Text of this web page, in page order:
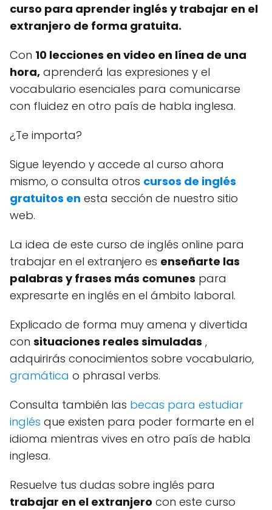
curso para aprender inglés y trabajar en el
extranjero de forma gratuita.
Con 10 lecciones en video en línea de una
hora, aprenderá las expresiones y el
vocabulario esenciales para comunicarse
con fluidez en otro país de habla inglesa.
¿Te importa?
Sigue leyendo y accede al curso ahora
mismo, o consulta otros cursos de inglés
gratuitos en esta sección de nuestro sitio
web.
La idea de este curso de inglés online para
trabajar en el extranjero es enseñarte las
palabras y frases más comunes para
expresarte en inglés en el ámbito laboral.
Explicado de forma muy amena y divertida
con situaciones reales simuladas ,
adquirirás conocimientos sobre vocabulario,
gramática o phrasal verbs.
Consulta también las becas para estudiar
inglés que existen para poder formarte en el
idioma mientras vives en otro país de habla
inglesa.
Resuelve tus dudas sobre inglés para
trabajar en el extranjero con este curso